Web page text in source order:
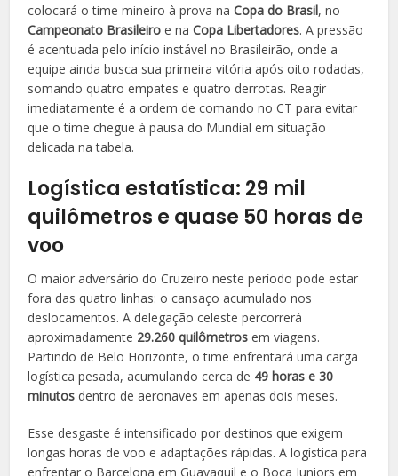
colocará o time mineiro à prova naCopa do Brasil, no
Campeonato Brasileiro e naCopa Libertadores. A pressão
é acentuada pelo início instável no Brasileirão, onde a
equipe ainda busca sua primeira vitória após oito rodadas,
somando quatro empates e quatro derrotas. Reagir
imediatamente é a ordem de comando no CT para evitar
que o time chegue à pausa do Mundial em situação
delicada na tabela.
Logística estatística: 29 mil
quilômetros e quase 50 horas de
voo
O maior adversário do Cruzeiro neste período pode estar
fora das quatro linhas: o cansaço acumulado nos
deslocamentos. A delegação celeste percorrerá
aproximadamente 29.260 quilômetros em viagens.
Partindo de Belo Horizonte, o time enfrentará uma carga
logística pesada, acumulando cerca de 49 horas e 30
minutos dentro de aeronaves em apenas dois meses.
Esse desgaste é intensificado por destinos que exigem
longas horas de voo e adaptações rápidas. A logística para
enfrentar o Barcelona em Guayaquil e o Boca Juniors em